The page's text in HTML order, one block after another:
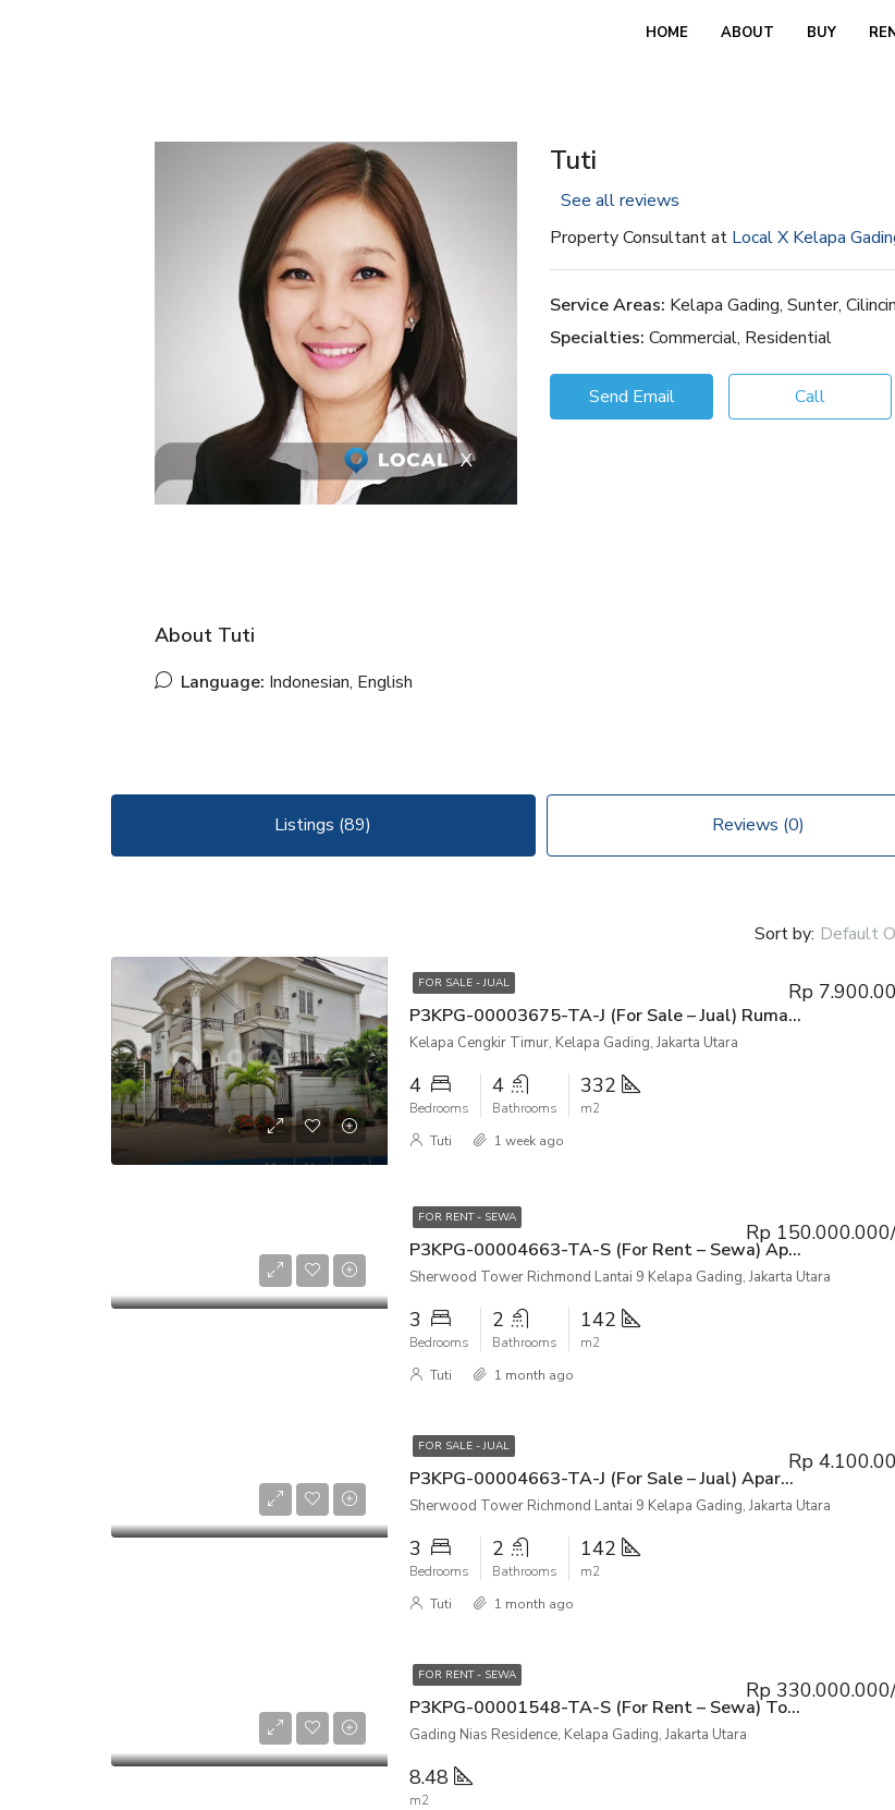
HOME ABOUT BUY
Tuti
See all reviews
Property Consultant at Local X Kelapa
Service Areas: Kelapa Gading, Sunter,
Specialties: Commercial, Residential
Send Email Call
About Tuti
Language: Indonesian, English
Listings (89) Reviews (0)
Sort by: Default
FOR SALE - JUAL
P3KPG-00003675-TA-J (For Sale – Jual) Rumah Kelapa Cengkir Timur, Kelapa Gading, Jakarta Utara
Rp
Kelapa Cengkir Timur, Kelapa Gading, Jakarta Utara
4
Bedrooms
4
Bathrooms
332
m2
Tuti
1 week ago
FOR RENT - SEWA
P3KPG-00004663-TA-S (For Rent – Sewa) Apartemen Sherwood Tower Richmond Lantai 9 Kelapa Gading, Jakarta Utara
Rp
Sherwood Tower Richmond Lantai 9 Kelapa Gading, Jakarta Utara
3
Bedrooms
2
Bathrooms
142
m2
Tuti
1 month ago
FOR SALE - JUAL
P3KPG-00004663-TA-J (For Sale – Jual) Apartemen Sherwood Tower Richmond Lantai 9 Kelapa Gading, Jakarta Utara
Rp
Sherwood Tower Richmond Lantai 9 Kelapa Gading, Jakarta Utara
3
Bedrooms
2
Bathrooms
142
m2
Tuti
1 month ago
FOR RENT - SEWA
P3KPG-00001548-TA-S (For Rent – Sewa) Toko/Kios Gading Nias Residence Grand Emerald, Kelapa Gading, Jakarta Utara
Rp
Gading Nias Residence, Kelapa Gading, Jakarta Utara
8.48
m2